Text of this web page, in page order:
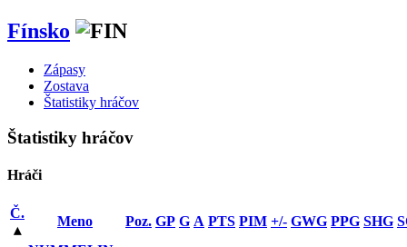
Fínsko
Zápasy
Zostava
Štatistiky hráčov
Štatistiky hráčov
Hráči
Č.
▴
Meno Poz. GP G A PTS PIM +/- GWG PPG SHG